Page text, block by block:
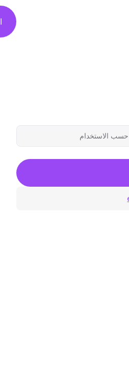
حسب الاستخدام